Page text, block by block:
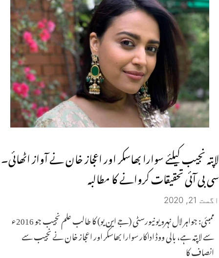
لاپتہ نجیب کیلئے سوارا بھاسکر اور اعجاز خان نے آواز اٹھائی۔
سی بی آئی تحقیقات کروانے کا مطالبہ
اگست 21, 2020
ممبئی: جواہر لال نہرو یونیورسٹی (جے این یو) کا طالب علم نجیب جو 2016ء
سے لاپتہ ہے، بالی ووڈ اداکار سوارا بھاسکر اور اعجاز خان نے نجیب سے
انصاف کا